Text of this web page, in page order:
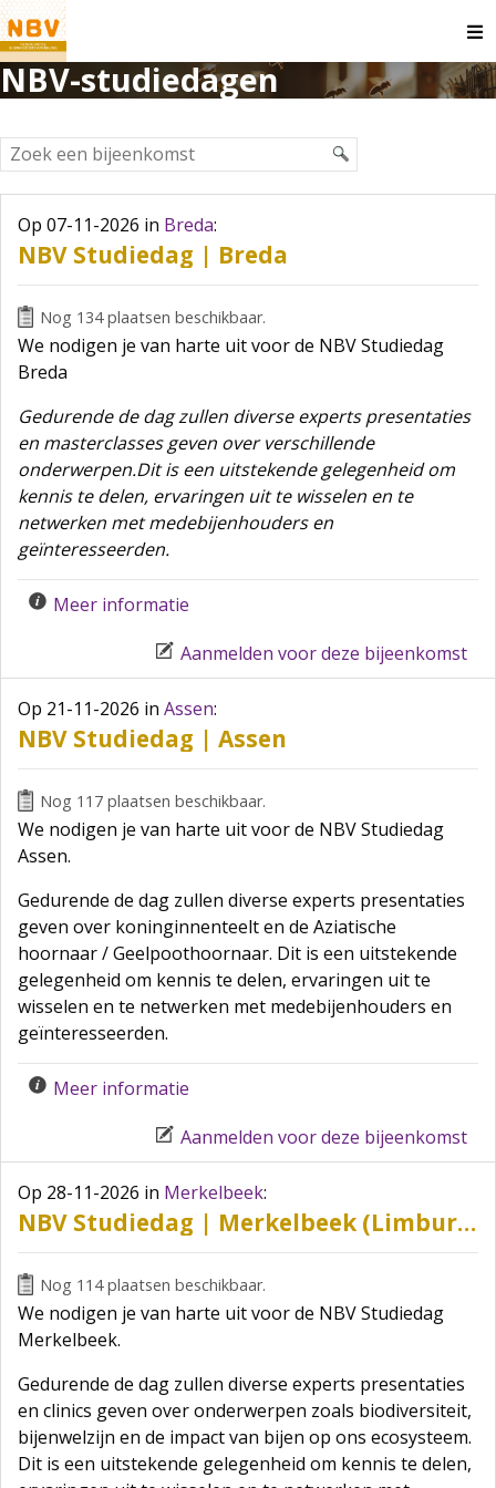
NBV-studiedagen
Op 07-11-2026 in Breda:
NBV Studiedag | Breda
Nog 134 plaatsen beschikbaar.
We nodigen je van harte uit voor de NBV Studiedag
Breda
Gedurende de dag zullen diverse experts presentaties
en masterclasses geven over verschillende
onderwerpen.Dit is een uitstekende gelegenheid om
kennis te delen, ervaringen uit te wisselen en te
netwerken met medebijenhouders en
geïnteresseerden.
Meer informatie
Aanmelden voor deze bijeenkomst
Op 21-11-2026 in Assen:
NBV Studiedag | Assen
Nog 117 plaatsen beschikbaar.
We nodigen je van harte uit voor de NBV Studiedag
Assen.
Gedurende de dag zullen diverse experts presentaties
geven over koninginnenteelt en de Aziatische
hoornaar / Geelpoothoornaar. Dit is een uitstekende
gelegenheid om kennis te delen, ervaringen uit te
wisselen en te netwerken met medebijenhouders en
geïnteresseerden.
Meer informatie
Aanmelden voor deze bijeenkomst
Op 28-11-2026 in Merkelbeek:
NBV Studiedag | Merkelbeek (Limburg)
Nog 114 plaatsen beschikbaar.
We nodigen je van harte uit voor de NBV Studiedag
Merkelbeek.
Gedurende de dag zullen diverse experts presentaties
en clinics geven over onderwerpen zoals biodiversiteit,
bijenwelzijn en de impact van bijen op ons ecosysteem.
Dit is een uitstekende gelegenheid om kennis te delen,